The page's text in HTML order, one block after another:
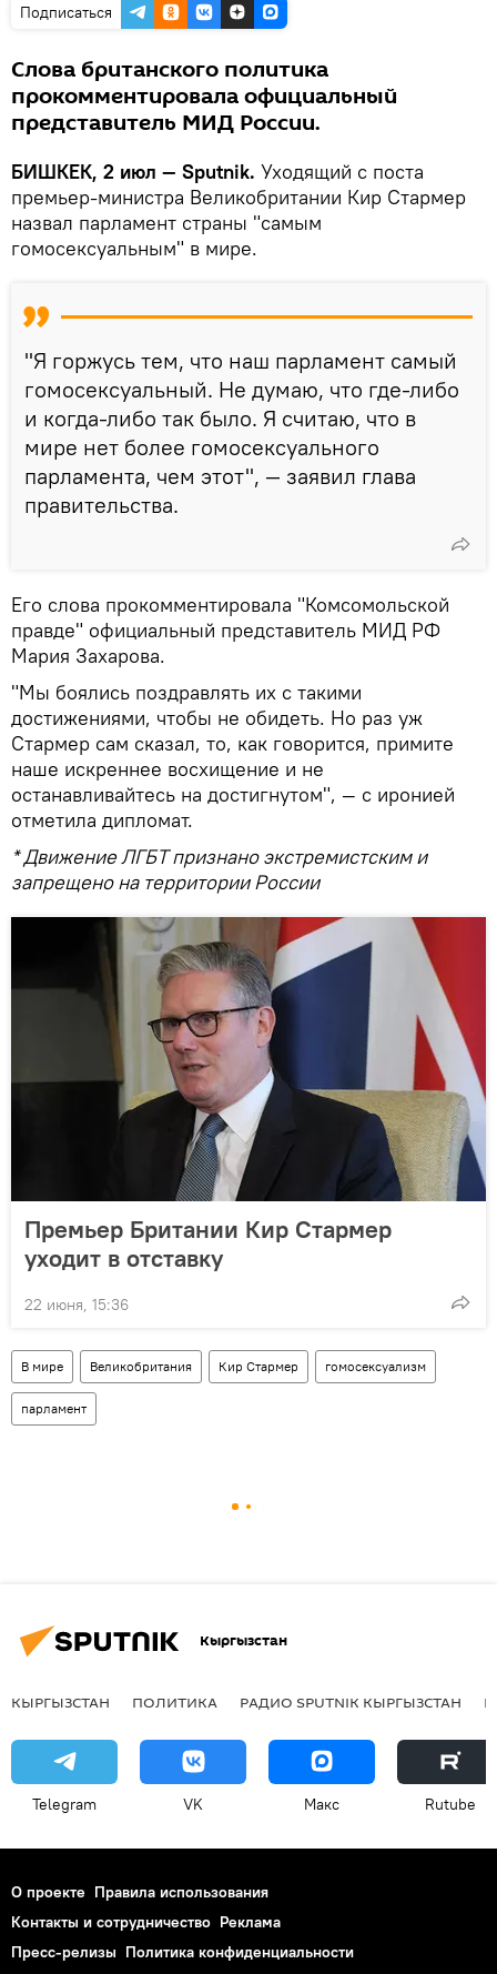
Подписаться
Слова британского политика
прокомментировала официальный
представитель МИД России.
БИШКЕК, 2 июл — Sputnik. Уходящий с поста
премьер-министра Великобритании Кир Стармер
назвал парламент страны "самым
гомосексуальным" в мире.
"Я горжусь тем, что наш парламент самый
гомосексуальный. Не думаю, что где-либо
и когда-либо так было. Я считаю, что в
мире нет более гомосексуального
парламента, чем этот", — заявил глава
правительства.
Его слова прокомментировала "Комсомольской
правде" официальный представитель МИД РФ
Мария Захарова.
"Мы боялись поздравлять их с такими
достижениями, чтобы не обидеть. Но раз уж
Стармер сам сказал, то, как говорится, примите
наше искреннее восхищение и не
останавливайтесь на достигнутом", — с иронией
отметила дипломат.
* Движение ЛГБТ признано экстремистским и
запрещено на территории России
Премьер Британии Кир Стармер
уходит в отставку
22 июня, 15:36
В мире Великобритания Кир Стармер гомосексуализм
парламент
Кыргызстан
КЫРГЫЗСТАН ПОЛИТИКА РАДИО SPUTNIK КЫРГЫЗСТАН
Telegram VK Макс Rutube
О проекте Правила использования
Контакты и сотрудничество Реклама
Пресс-релизы Политика конфиденциальности